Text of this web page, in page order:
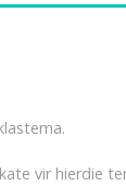
vir hierdie